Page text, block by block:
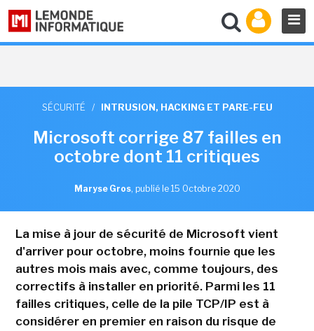
SÉCURITÉ / INTRUSION, HACKING ET PARE-FEU
Microsoft corrige 87 failles en
octobre dont 11 critiques
Maryse Gros, publié le 15 Octobre 2020
La mise à jour de sécurité de Microsoft vient
d'arriver pour octobre, moins fournie que les
autres mois mais avec, comme toujours, des
correctifs à installer en priorité. Parmi les 11
failles critiques, celle de la pile TCP/IP est à
considérer en premier en raison du risque de